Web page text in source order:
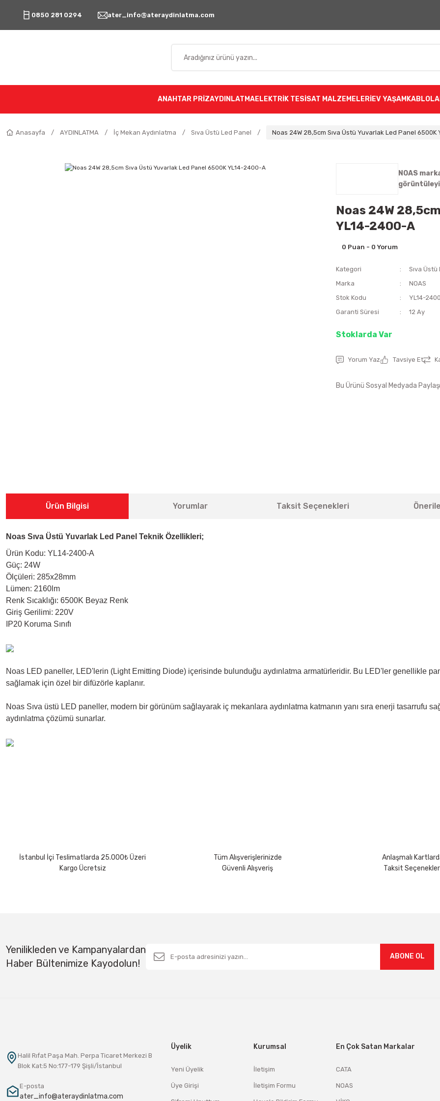
0850 281 0294 ater_info@ateraydinlatma.com
ANAHTAR PRİZAYDINLATMAELEKTRİK TESİSAT MALZEMELERİEV YAŞAM
Anasayfa AYDINLATMA İç Mekan Aydınlatma Sıva Üstü Led Panel Noas 24W 28,5cm Sıva Üstü Yuvarlak Led Panel 6500K
NOAS
Noas 24W
YL14-2400-A
0 Puan - 0 Yorum
Kategori Sıva
Marka
NOAS
Stok Kodu
YL14-
Garanti Süresi
12 Ay
Stoklarda Var
Yorum Yaz Tavsiye Et
Bu Ürünü Sosyal Medyada Paylaş
Ürün Bilgisi Yorumlar Taksit Seçenekleri
Noas Sıva Üstü Yuvarlak Led Panel Teknik Özellikleri;
Ürün Kodu: YL14-2400-A
Güç: 24W
Ölçüleri: 285x28mm
Lümen: 2160lm
Renk Sıcaklığı: 6500K Beyaz Renk
Giriş Gerilimi: 220V
IP20 Koruma Sınıfı
Noas LED paneller, LED'lerin (Light Emitting Diode) içerisinde bulunduğu aydınlatma armatürleridir. Bu LED'ler genellikle
sağlamak için özel bir difüzörle kaplanır.
Noas Sıva üstü LED paneller, modern bir görünüm sağlayarak iç mekanlara aydınlatma katmanın yanı sıra enerji tasarrufu
aydınlatma çözümü sunarlar.
Bu ürüne benzer farklı alternatifler olmalı.
İstanbul İçi Teslimatlarda 25.000₺ Üzeri
Kargo Ücretsiz
Tüm Alışverişlerinizde
Güvenli Alışveriş
Anlaşmalı
Taksit
Yenilikleden ve Kampanyalardan
Haber Bültenimize Kayodolun!
ABONE OL
Halil Rıfat Paşa Mah. Perpa Ticaret Merkezi B
Blok Kat:5 No:177-179 Şişli/İstanbul
E-posta
ater_info@ateraydinlatma.com
Üyelik
Yeni Üyelik
Üye Girişi
Kurumsal
İletişim
İletişim Formu
En Çok Satan Markalar
CATA
NOAS